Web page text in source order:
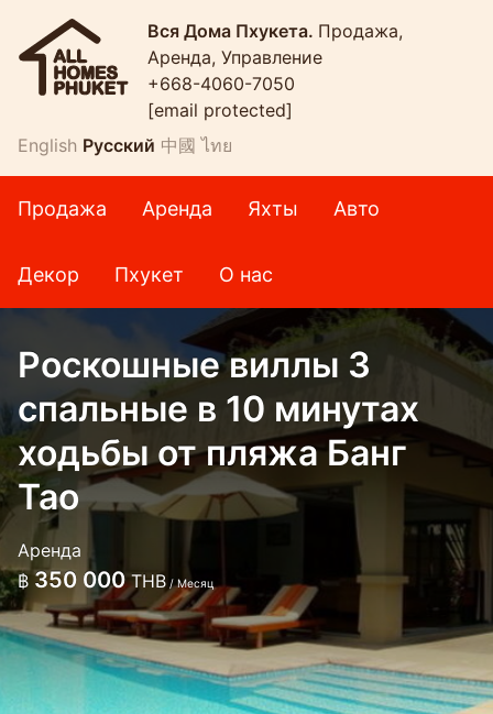
Вся Дома Пхукета. Продажа,
Аренда, Управление
+668-4060-7050
[email protected]
English Русский 中國 ไทย
Продажа Аренда Яхты Авто
Декор Пхукет О нас
Роскошные виллы 3
спальные в 10 минутах
ходьбы от пляжа Банг
Тао
Аренда
฿ 350 000THB / Месяц